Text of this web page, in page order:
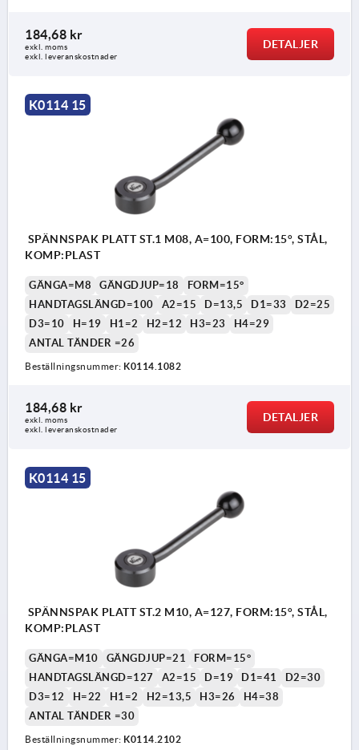
184,68 kr
exkl. moms
exkl. leveranskostnader
DETALJER
K0114 15
SPÄNNSPAK PLATT ST.1 M08, A=100, FORM:15°, STÅL,
KOMP:PLAST
GÄNGA=M8 GÄNGDJUP=18
FORM=15°
HANDTAGSLÄNGD=100
A2=15 D=13,5 D1=33
D2=25
D3=10
H=19 H1=2 H2=12 H3=23
H4=29
ANTAL TÄNDER =26
Beställningsnummer: K0114.1082
184,68 kr
exkl. moms
exkl. leveranskostnader
DETALJER
K0114 15
SPÄNNSPAK PLATT ST.2 M10, A=127, FORM:15°, STÅL,
KOMP:PLAST
GÄNGA=M10 GÄNGDJUP=21
FORM=15°
HANDTAGSLÄNGD=127
A2=15 D=19 D1=41
D2=30
D3=12
H=22 H1=2 H2=13,5 H3=26
H4=38
ANTAL TÄNDER =30
Beställningsnummer: K0114.2102